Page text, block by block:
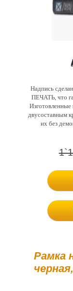
Рамка
Надпись
ПЕЧАТЬ, что
Изготовленные
двусоставным
их без